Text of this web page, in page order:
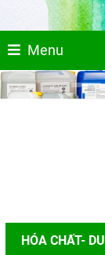
Menu
HÓA CHẤT-